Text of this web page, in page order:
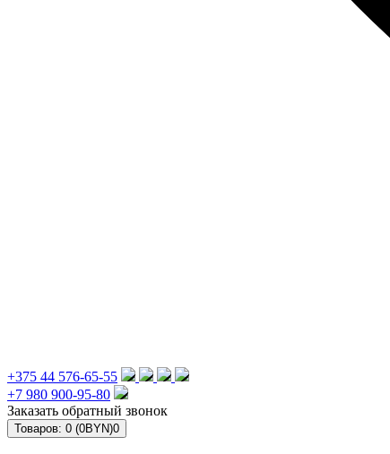
+375 44 576-65-55
+7 980 900-95-80
Заказать обратный звонок
Товаров: 0 (0BYN)0